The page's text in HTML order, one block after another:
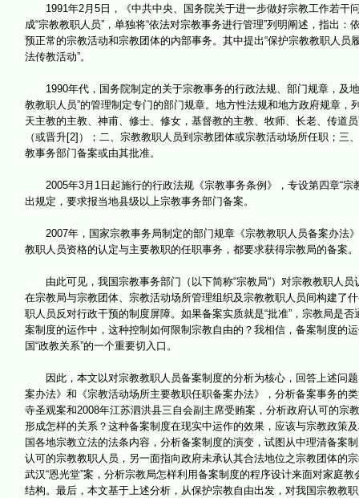
1991年2月5日，《中共中央、国务院关于进一步做好宗教工作若干
成“宗教教职人员”，单独将“依法对宗教事务进行管理”列明阐述，指出
预正常的宗教活动和宗教团体的内部事务。其中提出“保护宗教教职人
法传教活动”。
1990年代，国务院制定的关于宗教事务的行政法规、部门规章，及地
教教职人员”的管理制定专门的部门规章。地方性法规和地方政府规章，
天主教的主教、神甫、修士、修女，基督教的主教、牧师、长老、传道
（或晋升[2]）；二、宗教教职人员到宗教团体或宗教活动场所任职；
教事务部门备案或由其批准。
2005年3月1日起施行的行政法规《宗教事务条例》，专设第四章“宗
出规定，要求报当地县级以上宗教事务部门备案。
2007年，国家宗教事务局制定的部门规章《宗教教职人员备案办法
教职人员资格的认定与主要教职的任职事务，都要求获得宗教局的备案。
由此可见，我国宗教事务部门（以下简称“宗教局“）对宗教教职人员
在宗教局与宗教团体、宗教活动场所管理组织及宗教教职人员间构建了
职人员反对行政干预的制度屏障。如果备案实质就是“批准”，宗教局是
案制度的运作中，这种控制如何限制宗教自由的？我相信，备案制度的
国“政教关系”的一个重要切入口。
因此，本文以对宗教教职人员备案制度的分析为核心，回答上述问
案办法》和《宗教活动场所主要教职任职备案办法》，分析备案事务的
寺圣观案和2008年江苏泗洪县三自会副主席受贿案，分析政府认可的
形成怎样的关系？这种备案制度在现实中运作的效果，应该与宗教政策
国各地宗教立法的法条内容，分析备案制度的演变，试图从中理清备案
认可的宗教教职人员，另一面指向政府未承认其合法地位之宗教团体的
武汉“恩光堂”案，分析宗教局怎样利用备案制度的程序设计来面对家庭
结构。最后，本文基于上述分析，从保护宗教自由出发，对我国宗教教